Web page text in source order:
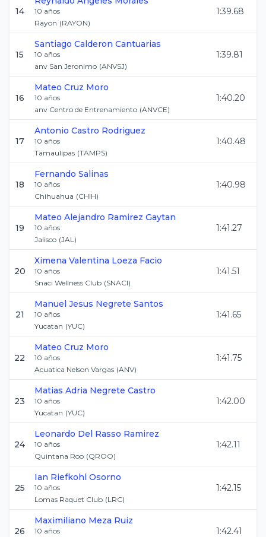
14 10 años
Rayon (RAYON)
1:39.68
15
Santiago Calderon Cantuarias
10 años
anv San Jeronimo (ANVSJ)
1:39.81
16
Mateo Cruz Moro
10 años
anv Centro de Entrenamiento (ANVCE)
1:40.20
17
Antonio Castro Rodriguez
10 años
Tamaulipas (TAMPS)
1:40.48
18
Fernando Salinas
10 años
Chihuahua (CHIH)
1:40.98
19
Mateo Alejandro Ramirez Gaytan
10 años
Jalisco (JAL)
1:41.27
20
Ximena Valentina Loeza Facio
10 años
Snaci Wellness Club (SNACI)
1:41.51
21
Manuel Jesus Negrete Santos
10 años
Yucatan (YUC)
1:41.65
22
Mateo Cruz Moro
10 años
Acuatica Nelson Vargas (ANV)
1:41.75
23
Matias Adria Negrete Castro
10 años
Yucatan (YUC)
1:42.00
24
Leonardo Del Rasso Ramirez
10 años
Quintana Roo (QROO)
1:42.11
25
Ian Riefkohl Osorno
10 años
Lomas Raquet Club (LRC)
1:42.15
26
Maximiliano Meza Ruiz
10 años
1:42.41